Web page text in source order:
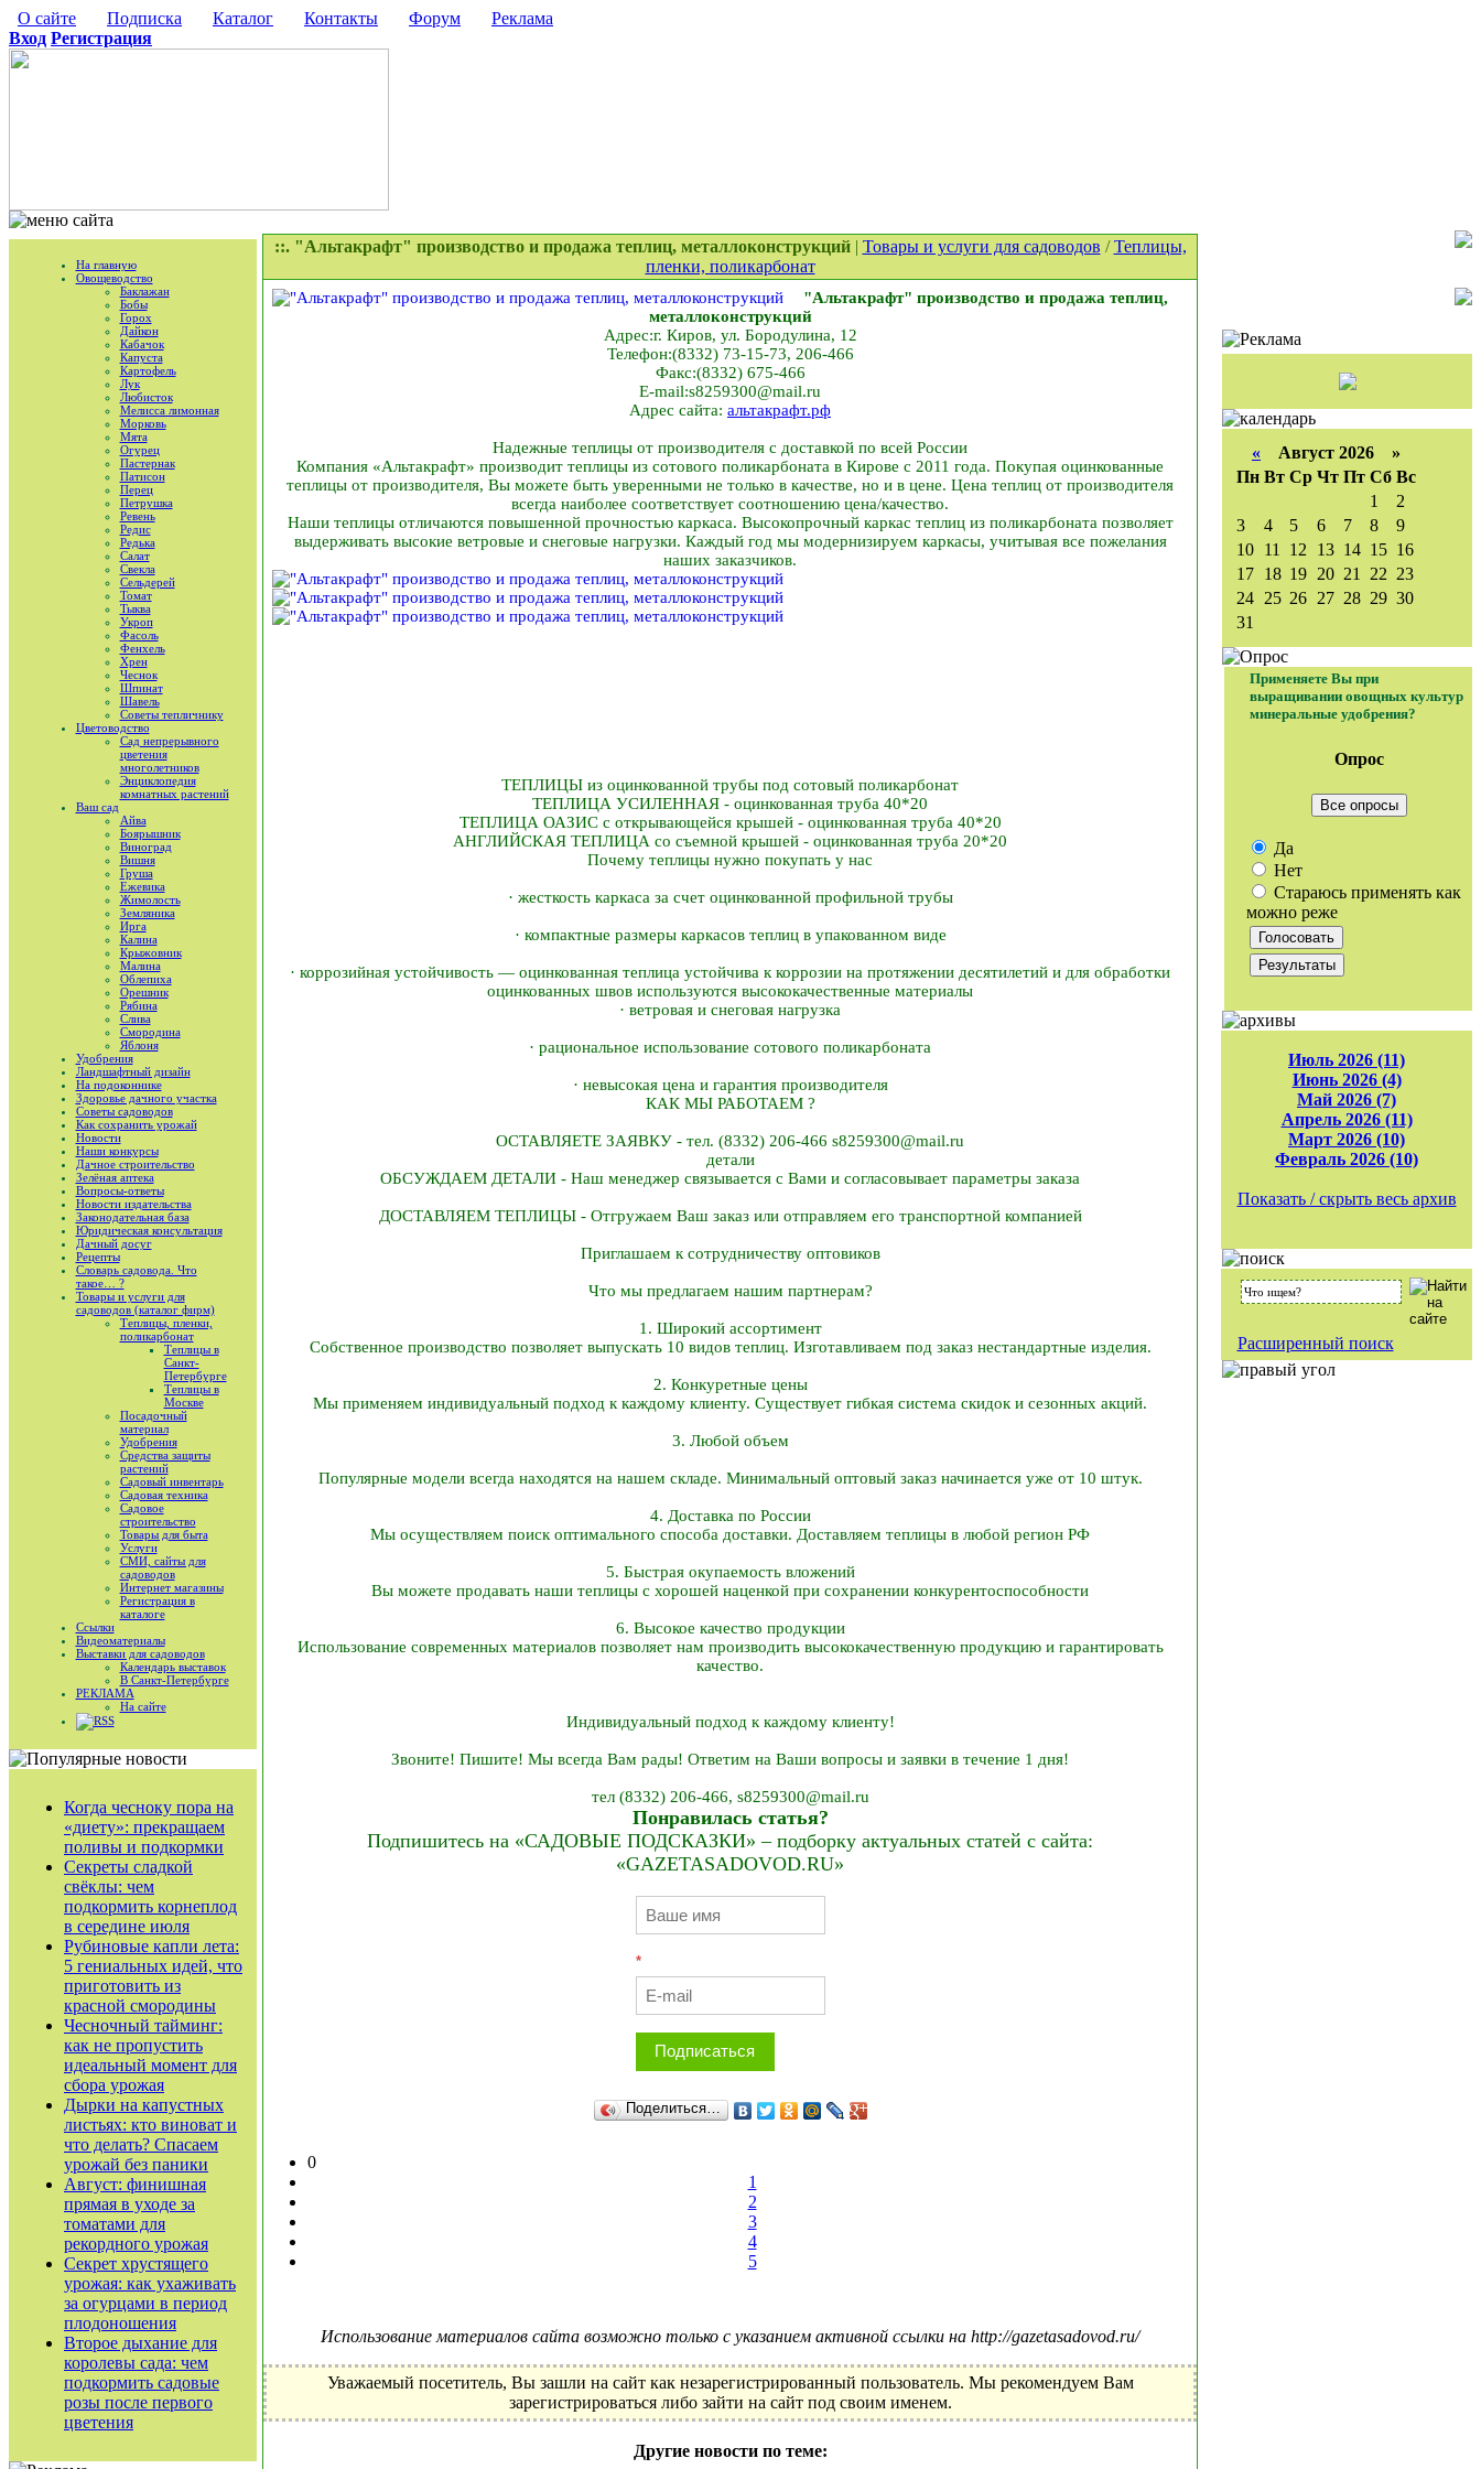
О сайте Подписка Каталог Контакты Форум
Реклама
Вход Регистрация
На главную
Овощеводство
Баклажан
Бобы
Горох
Дайкон
Кабачок
Капуста
Картофель
Лук
Любисток
Мелисса лимонная
Морковь
Мята
Огурец
Пастернак
Патисон
Перец
Петрушка
Ревень
Редис
Редька
Салат
Свекла
Сельдерей
Томат
Тыква
Укроп
Фасоль
Фенхель
Хрен
Чеснок
Шпинат
Шавель
Советы тепличнику
Цветоводство
Сад непрерывного
цветения
многолетников
Энциклопедия
комнатных растений
Ваш сад
Айва
Боярышник
Виноград
Вишня
Груша
Ежевика
Жимолость
Земляника
Ирга
Калина
Крыжовник
Малина
Облепиха
Орешник
Рябина
Слива
Смородина
Яблоня
Удобрения
Ландшафтный дизайн
На подоконнике
Здоровье дачного участка
Советы садоводов
Как сохранить урожай
Новости
Наши конкурсы
Дачное строительство
Зелёная аптека
Вопросы-ответы
Новости издательства
Законодательная база
Юридическая консультация
Дачный досуг
Рецепты
Словарь садовода. Что
такое… ?
Товары и услуги для
садоводов (каталог фирм)
Теплицы, пленки,
поликарбонат
Теплицы в
Санкт-
Петербурге
Теплицы в
Москве
Посадочный
материал
Удобрения
Средства защиты
растений
Садовый инвентарь
Садовая техника
Садовое
строительство
Товары для быта
Услуги
СМИ, сайты для
садоводов
Интернет магазины
Регистрация в
каталоге
Ссылки
Видеоматериалы
Выставки для садоводов
Календарь выставок
В Санкт-Петербурге
РЕКЛАМА
На сайте
RSS
Когда чесноку пора на
«диету»: прекращаем
поливы и подкормки
Секреты сладкой
свёклы: чем
подкормить корнеплод
в середине июля
Рубиновые капли лета:
5 гениальных идей, что
приготовить из
красной смородины
Чесночный тайминг:
как не пропустить
идеальный момент для
сбора урожая
Дырки на капустных
листьях: кто виноват и
что делать? Спасаем
урожай без паники
Август: финишная
прямая в уходе за
томатами для
рекордного урожая
Секрет хрустящего
урожая: как ухаживать
за огурцами в период
плодоношения
Второе дыхание для
королевы сада: чем
подкормить садовые
розы после первого
цветения
::. "Альтакрафт" производство и продажа теплиц, металлоконструкций| Товары и услуги для садоводов /Теплицы,
пленки, поликарбонат
"Альтакрафт" производство и продажа теплиц,
металлоконструкций
Адрес:г. Киров, ул. Бородулина, 12
Телефон:(8332) 73-15-73, 206-466
Факс:(8332) 675-466
E-mail:s8259300@mail.ru
Адрес сайта: альтакрафт.рф
Надежные теплицы от производителя с доставкой по всей России
Компания «Альтакрафт» производит теплицы из сотового поликарбоната в Кирове с 2011 года. Покупая оцинкованные
теплицы от производителя, Вы можете быть уверенными не только в качестве, но и в цене. Цена теплиц от производителя
всегда наиболее соответствует соотношению цена/качество.
Наши теплицы отличаются повышенной прочностью каркаса. Высокопрочный каркас теплиц из поликарбоната позволяет
выдерживать высокие ветровые и снеговые нагрузки. Каждый год мы модернизируем каркасы, учитывая все пожелания
наших заказчиков.
ТЕПЛИЦЫ из оцинкованной трубы под сотовый поликарбонат
ТЕПЛИЦА УСИЛЕННАЯ - оцинкованная труба 40*20
ТЕПЛИЦА ОАЗИС с открывающейся крышей - оцинкованная труба 40*20
АНГЛИЙСКАЯ ТЕПЛИЦА со съемной крышей - оцинкованная труба 20*20
Почему теплицы нужно покупать у нас
· жесткость каркаса за счет оцинкованной профильной трубы
· компактные размеры каркасов теплиц в упакованном виде
· коррозийная устойчивость ― оцинкованная теплица устойчива к коррозии на протяжении десятилетий и для обработки
оцинкованных швов используются высококачественные материалы
· ветровая и снеговая нагрузка
· рациональное использование сотового поликарбоната
· невысокая цена и гарантия производителя
КАК МЫ РАБОТАЕМ ?
ОСТАВЛЯЕТЕ ЗАЯВКУ - тел. (8332) 206-466 s8259300@mail.ru
детали
ОБСУЖДАЕМ ДЕТАЛИ - Наш менеджер связывается с Вами и согласовывает параметры заказа
ДОСТАВЛЯЕМ ТЕПЛИЦЫ - Отгружаем Ваш заказ или отправляем его транспортной компанией
Приглашаем к сотрудничеству оптовиков
Что мы предлагаем нашим партнерам?
1. Широкий ассортимент
Собственное производство позволяет выпускать 10 видов теплиц. Изготавливаем под заказ нестандартные изделия.
2. Конкуретные цены
Мы применяем индивидуальный подход к каждому клиенту. Существует гибкая система скидок и сезонных акций.
3. Любой объем
Популярные модели всегда находятся на нашем складе. Минимальный оптовый заказ начинается уже от 10 штук.
4. Доставка по России
Мы осуществляем поиск оптимального способа доставки. Доставляем теплицы в любой регион РФ
5. Быстрая окупаемость вложений
Вы можете продавать наши теплицы с хорошей наценкой при сохранении конкурентоспособности
6. Высокое качество продукции
Использование современных материалов позволяет нам производить высококачественную продукцию и гарантировать
качество.
Индивидуальный подход к каждому клиенту!
Звоните! Пишите! Мы всегда Вам рады! Ответим на Ваши вопросы и заявки в течение 1 дня!
тел (8332) 206-466, s8259300@mail.ru
Понравилась статья?
Подпишитесь на «САДОВЫЕ ПОДСКАЗКИ» – подборку актуальных статей с сайта:
«GAZETASADOVOD.RU»
*
Подписаться
Поделиться…
0
1
2
3
4
5
Использование материалов сайта возможно только с указанием активной ссылки на http://gazetasadovod.ru/
Уважаемый посетитель, Вы зашли на сайт как незарегистрированный пользователь. Мы рекомендуем Вам
зарегистрироваться либо зайти на сайт под своим именем.
Другие новости по теме:
« Август 2026 »
Пн Вт Ср Чт Пт Сб Вс
1
2
3
4 5 6 7 8
9
10 11 12 13 14 15 16
17 18 19 20 21 22 23
24 25 26 27 28 29 30
31
Применяете Вы при
выращивании овощных культур
минеральные удобрения?
Опрос
Все опросы
Да
Нет
Стараюсь применять как
можно реже
Июль 2026 (11)
Июнь 2026 (4)
Май 2026 (7)
Апрель 2026 (11)
Март 2026 (10)
Февраль 2026 (10)
Показать / скрыть весь архив
Расширенный поиск